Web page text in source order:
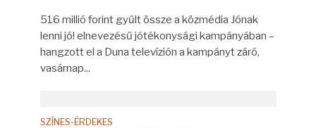
516 millió forint gyűlt össze a közmédia Jónak
lenni jó! elnevezésű jótékonysági kampányában –
hangzott el a Duna televízión a kampányt záró,
vasárnap...
SZÍNES-ÉRDEKES